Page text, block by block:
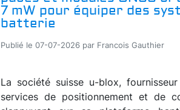
7 mW pour équiper des
batterie
Publié le 07-07-2026 par Francois Gauthier
La société suisse u-blox,
services de positionnement et de